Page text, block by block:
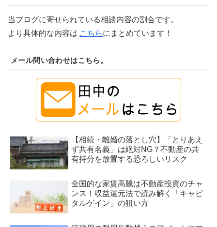
当ブログに寄せられている相談内容の割合です。
より具体的な内容は こちらにまとめています！
メール問い合わせはこちら。
【相続・離婚の落とし穴】「とりあえ
ず共有名義」は絶対NG？不動産の共
有持分を放置する恐ろしいリスク
全国的な家賃高騰は不動産投資のチャ
ンス！収益還元法で読み解く「キャピ
タルゲイン」の狙い方